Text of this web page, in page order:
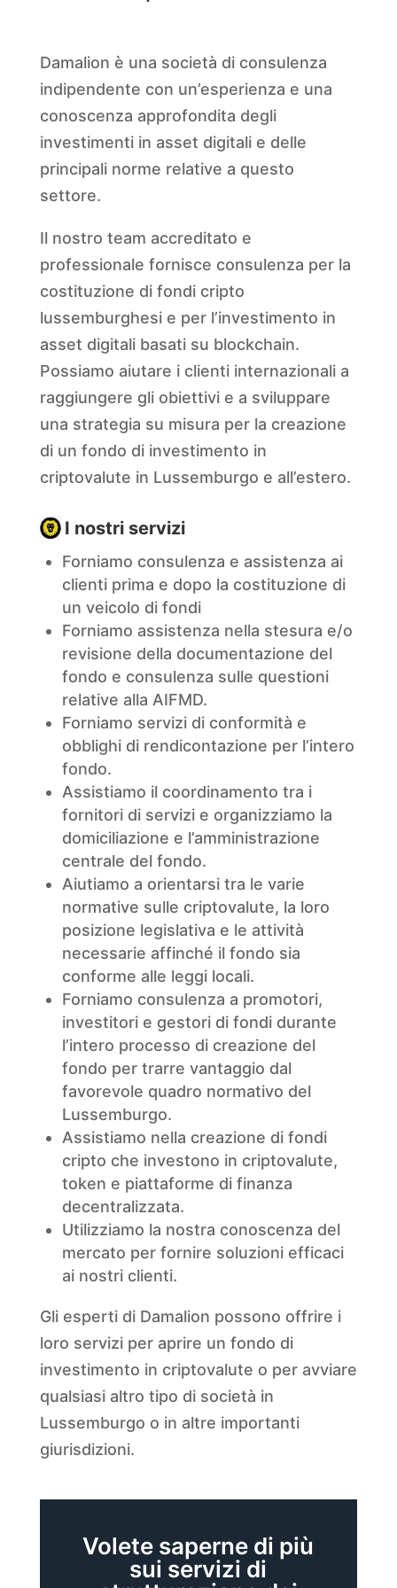
Damalion è una società di consulenza
indipendente con un’esperienza e una
conoscenza approfondita degli
investimenti in asset digitali e delle
principali norme relative a questo
settore.
Il nostro team accreditato e
professionale fornisce consulenza per la
costituzione di fondi cripto
lussemburghesi e per l’investimento in
asset digitali basati su blockchain.
Possiamo aiutare i clienti internazionali a
raggiungere gli obiettivi e a sviluppare
una strategia su misura per la creazione
di un fondo di investimento in
criptovalute in Lussemburgo e all’estero.
I nostri servizi
Forniamo consulenza e assistenza ai
clienti prima e dopo la costituzione di
un veicolo di fondi
Forniamo assistenza nella stesura e/o
revisione della documentazione del
fondo e consulenza sulle questioni
relative alla AIFMD.
Forniamo servizi di conformità e
obblighi di rendicontazione per l’intero
fondo.
Assistiamo il coordinamento tra i
fornitori di servizi e organizziamo la
domiciliazione e l’amministrazione
centrale del fondo.
Aiutiamo a orientarsi tra le varie
normative sulle criptovalute, la loro
posizione legislativa e le attività
necessarie affinché il fondo sia
conforme alle leggi locali.
Forniamo consulenza a promotori,
investitori e gestori di fondi durante
l’intero processo di creazione del
fondo per trarre vantaggio dal
favorevole quadro normativo del
Lussemburgo.
Assistiamo nella creazione di fondi
cripto che investono in criptovalute,
token e piattaforme di finanza
decentralizzata.
Utilizziamo la nostra conoscenza del
mercato per fornire soluzioni efficaci
ai nostri clienti.
Gli esperti di Damalion possono offrire i
loro servizi per aprire un fondo di
investimento in criptovalute o per avviare
qualsiasi altro tipo di società in
Lussemburgo o in altre importanti
giurisdizioni.
Volete saperne di più
sui servizi di